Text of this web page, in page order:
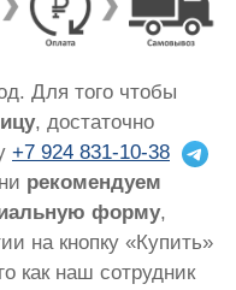
Для того чтобы
, достаточно
+7 924 831-10-38
рекомендуем
форму,
на кнопку «Купить»
как наш сотрудник